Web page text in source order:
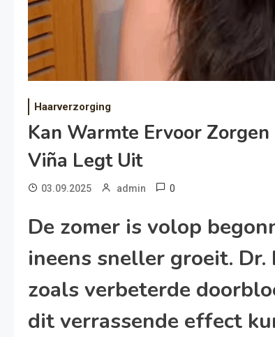
Haarverzorging
Kan Warmte Ervoor
Viña Legt Uit
03.09.2025 admin 0
De zomer is volop
ineens sneller groeit.
zoals verbeterde
dit verrassende effect